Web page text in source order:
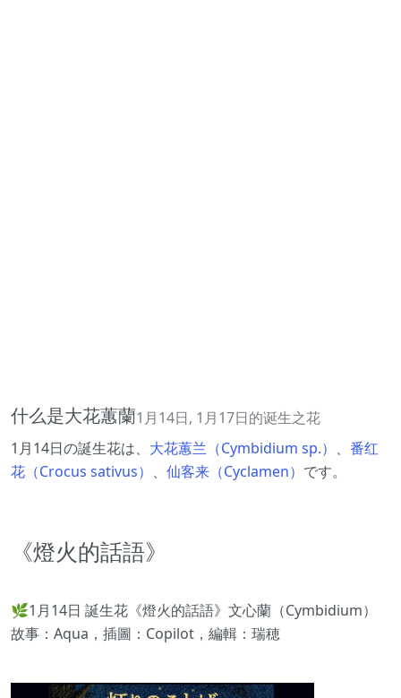
什么是大花蕙蘭1月14日, 1月17日的诞生之花
1月14日の誕生花は、 大花蕙兰（Cymbidium sp.） 、 番红
花（Crocus sativus） 、 仙客来（Cyclamen） です。
《燈火的話語》
🌿1月14日 誕生花《燈火的話語》文心蘭（Cymbidium）
故事：Aqua，插圖：Copilot，編輯：瑞穂